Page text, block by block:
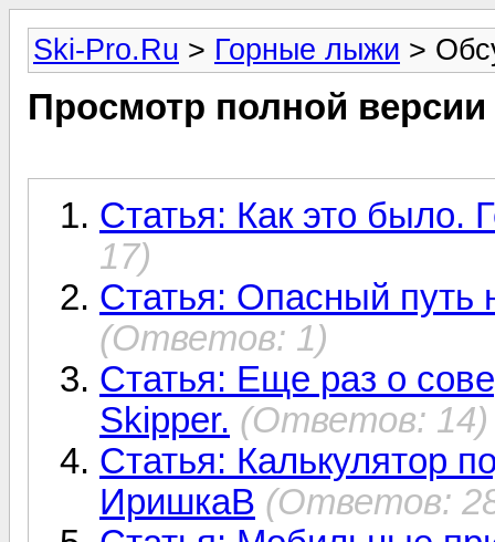
Ski-Pro.Ru > Горные лыжи >
Просмотр полной
Статья: Как это
17)
Статья: Опасный путь
(Ответов: 1)
Статья: Еще раз о
Skipper. (Ответов: 14)
Статья: Калькулятор
ИришкаВ (Ответов: